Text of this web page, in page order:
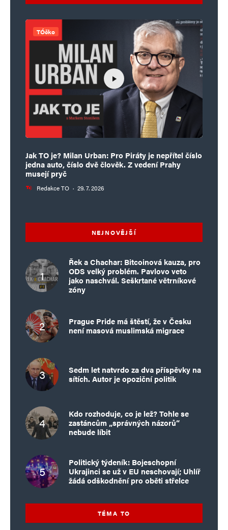
TÓčko
Jak TO je? Milan Urban: Pro Piráty je nepřítel číslo
jedna auto, číslo dvě člověk. Z vedení Prahy
musejí pryč
Redakce TO · 29. 7. 2026
NEJNOVĚJŠÍ
Řek a Chachar: Bitcoinová kauza, pro
ODS velký problém. Pavlovo veto
jako naschvál. Seškrtané větrníkové
zóny
Prague Pride má štěstí, že v Česku
není masová muslimská migrace
Sedm let natvrdo za dva příspěvky na
sítích. Autor je opoziční politik
Kdo rozhoduje, co je lež? Tohle se
zastáncům „správných názorů“
nebude líbit
Politický týdeník: Bojeschopní
Ukrajinci se už v EU neschovají; Uhlíř
žádá odškodnění pro oběti střelce
TÉMA TO